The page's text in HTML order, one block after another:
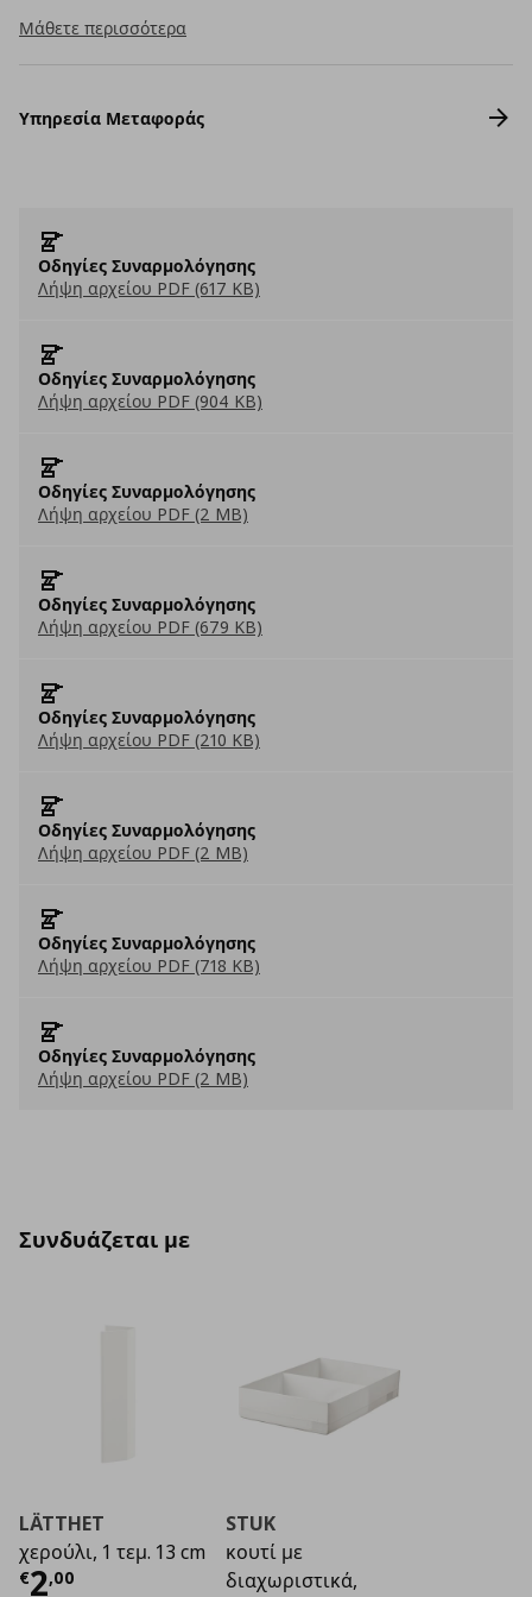
Μάθετε περισσότερα
Υπηρεσία Μεταφοράς
Οδηγίες Συναρμολόγησης
Λήψη αρχείου PDF (617 KB)
Οδηγίες Συναρμολόγησης
Λήψη αρχείου PDF (904 KB)
Οδηγίες Συναρμολόγησης
Λήψη αρχείου PDF (2 MB)
Οδηγίες Συναρμολόγησης
Λήψη αρχείου PDF (679 KB)
Οδηγίες Συναρμολόγησης
Λήψη αρχείου PDF (210 KB)
Οδηγίες Συναρμολόγησης
Λήψη αρχείου PDF (2 MB)
Οδηγίες Συναρμολόγησης
Λήψη αρχείου PDF (718 KB)
Οδηγίες Συναρμολόγησης
Λήψη αρχείου PDF (2 MB)
Συνδυάζεται με
LÄTTHET
χερούλι, 1 τεμ. 13 cm
€2,00
Τρέχουσα τιμή€ 2,00
STUK
κουτί με
διαχωριστικά,